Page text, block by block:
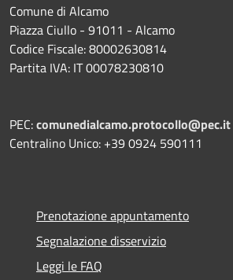
Comune di Alcamo
Piazza Ciullo - 91011 - Alcamo
Codice Fiscale: 80002630814
Partita IVA: IT 00078230810
PEC:comunedialcamo.protocollo@pec.it
Centralino Unico: +39 0924 590111
Prenotazione appuntamento
Segnalazione disservizio
Leggi le FAQ